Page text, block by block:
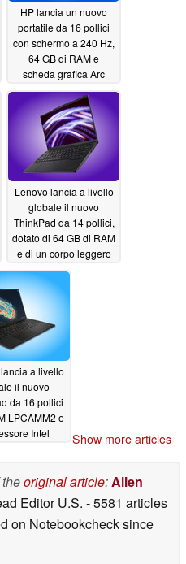
HP lancia un nuovo
portatile da 16 pollici
con schermo a 240 Hz,
64 GB di RAM e
scheda grafica Arc
B39007/02/2026
Lenovo lancia a livello
globale il nuovo
ThinkPad da 14 pollici,
dotato di 64 GB di RAM
e di un corpo leggero
07/02/2026
a livello
il nuovo
da 16 pollici
LPCAMM2 e
Intel
Show more articles
original article:Allen
Editor U.S. - 5581 articles
on Notebookchecksince